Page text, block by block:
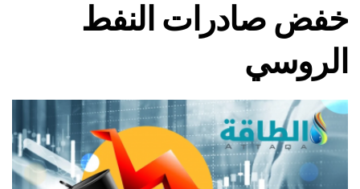
خفض صادرات النفط
الروسي